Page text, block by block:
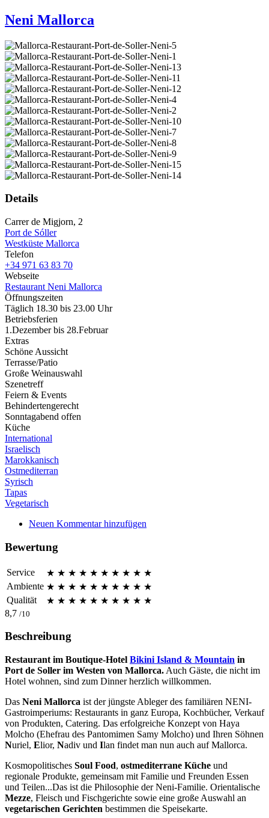
Neni Mallorca
Details
Carrer de Migjorn, 2
Port de Sóller
Westküste Mallorca
Telefon
+34 971 63 83 70
Webseite
Restaurant Neni Mallorca
Öffnungszeiten
Täglich 18.30 bis 23.00 Uhr
Betriebsferien
1.Dezember bis 28.Februar
Extras
Schöne Aussicht
Terrasse/Patio
Große Weinauswahl
Szenetreff
Feiern & Events
Behindertengerecht
Sonntagabend offen
Küche
International
Israelisch
Marokkanisch
Ostmediterran
Syrisch
Tapas
Vegetarisch
Neuen Kommentar hinzufügen
Bewertung
Service ★ ★ ★ ★ ★ ★ ★ ★ ★ ★
Ambiente ★ ★ ★ ★ ★ ★ ★ ★ ★ ★
Qualität
★ ★ ★ ★ ★ ★ ★ ★ ★ ★
8,7 /10
Beschreibung
Restaurant im Boutique-Hotel Bikini Island & Mountain in
Port de Soller im Westen von Mallorca. Auch Gäste, die nicht im
Hotel wohnen, sind zum Dinner herzlich willkommen.
Das Neni Mallorca ist der jüngste Ableger des familiären NENI-
Gastroimperiums: Restaurants in ganz Europa, Kochbücher, Verkauf
von Produkten, Catering. Das erfolgreiche Konzept von Haya
Molcho (Ehefrau des Pantomimen Samy Molcho) und Ihren Söhnen
Nuriel, Elior, Nadiv und Ilan findet man nun auch auf Mallorca.
Kosmopolitisches Soul Food, ostmediterrane Küche und
regionale Produkte, gemeinsam mit Familie und Freunden Essen
und Teilen...Das ist die Philosophie der Neni-Familie. Orientalische
Mezze, Fleisch und Fischgerichte sowie eine große Auswahl an
vegetarischen Gerichten bestimmen die Speisekarte.